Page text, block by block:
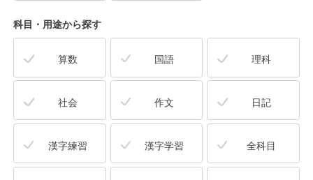
科目・用途から探す
算数 国語 理科
社会 作文 日記
漢字練習 漢字学習 全科目